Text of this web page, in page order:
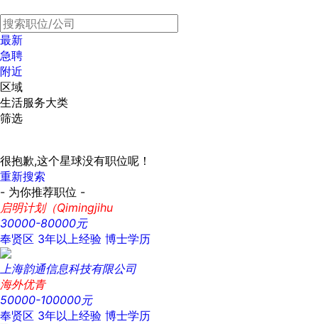
最新
急聘
附近
区域
生活服务大类
筛选
很抱歉,这个星球没有职位呢！
重新搜索
- 为你推荐职位 -
启明计划（Qimingjihu
30000-80000元
奉贤区 3年以上经验 博士学历
上海韵通信息科技有限公司
海外优青
50000-100000元
奉贤区 3年以上经验 博士学历